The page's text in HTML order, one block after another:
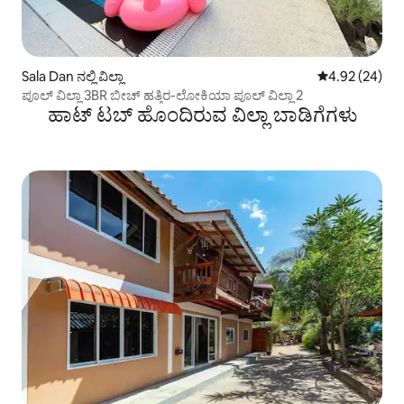
Sala Dan ನಲ್ಲಿ ವಿಲ್ಲಾ 5 ರಲ್ಲಿ 4.92
4.92 (24)
ಪೂಲ್ ವಿಲ್ಲಾ 3BR ಬೀಚ್ ಹತ್ತಿರ-ಲೋಕಿಯಾ ಪೂಲ್ ವಿಲ್ಲಾ 2
ಹಾಟ್ ಟಬ್ ಹೊಂದಿರುವ ವಿಲ್ಲಾ ಬಾಡಿಗೆಗಳು